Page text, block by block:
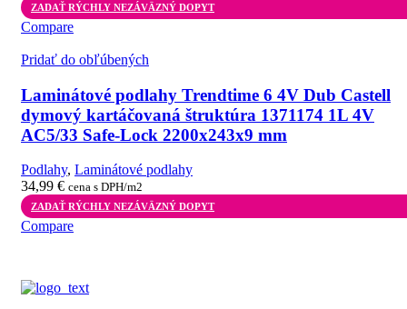
ZADAŤ RÝCHLY NEZÁVÄZNÝ DOPYT
Compare
Pridať do obľúbených
Laminátové podlahy Trendtime 6 4V Dub Castell
dymový kartáčovaná štruktúra 1371174 1L 4V
AC5/33 Safe-Lock 2200x243x9 mm
Podlahy, Laminátové podlahy
34,99 € cena s DPH/m2
ZADAŤ RÝCHLY NEZÁVÄZNÝ DOPYT
Compare